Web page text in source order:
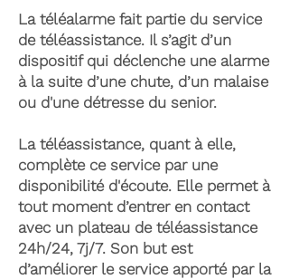
La téléalarme fait partie du service
de téléassistance. Il s’agit d’un
dispositif qui déclenche une alarme
à la suite d’une chute, d’un malaise
ou d'une détresse du senior.
La téléassistance, quant à elle,
complète ce service par une
disponibilité d'écoute. Elle permet à
tout moment d’entrer en contact
avec un plateau de téléassistance
24h/24, 7j/7. Son but est
d’améliorer le service apporté par la